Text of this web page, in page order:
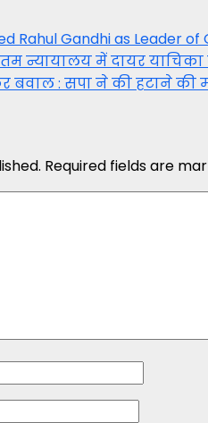
Rahul Gandhi as Leader of
न्यायालय में दायर याचिका
: सपा ने की हटाने की
Required fields are